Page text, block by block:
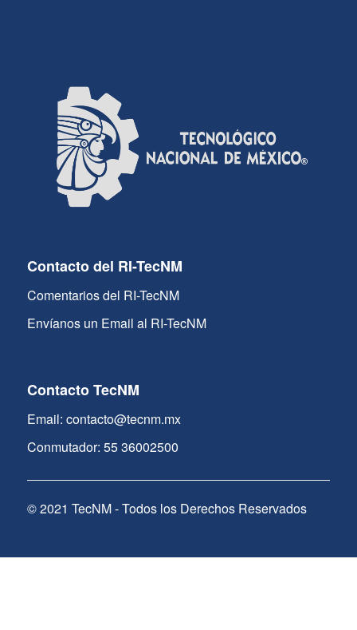
Contacto del RI-TecNM
Comentarios del RI-TecNM
Envíanos un Email al RI-TecNM
Contacto TecNM
Email: contacto@tecnm.mx
Conmutador: 55 36002500
© 2021 TecNM - Todos los Derechos Reservados